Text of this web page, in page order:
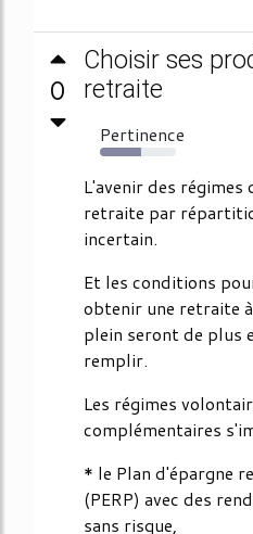
0
Choisir ses
retraite
Pertinence
54%
L'avenir des régimes
retraite par
incertain.
Et les conditions
obtenir une retraite
plein seront de plus
remplir.
Les régimes
complémentaires
* le Plan d'épargne
(PERP) avec des
sans risque,